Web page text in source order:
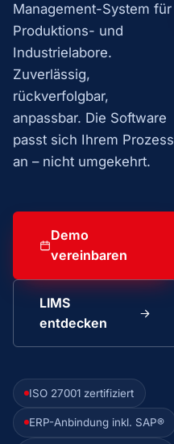
Management-System für
Produktions- und
Industrielabore.
Zuverlässig,
rückverfolgbar,
anpassbar. Die Software
passt sich Ihrem Prozess
an – nicht umgekehrt.
Demo
vereinbaren
LIMS
entdecken
ISO 27001 zertifiziert
ERP-Anbindung inkl. SAP®